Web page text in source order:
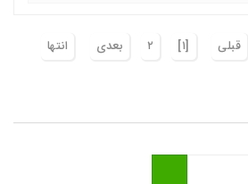
قبلی [١] ٢ بعدی انتها